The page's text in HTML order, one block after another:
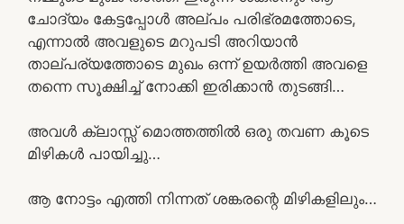
ചോദ്യം കേട്ടപ്പോൾ അല്പം പരിഭ്രമത്തോടെ,
എന്നാൽ അവളുടെ മറുപടി അറിയാൻ
താല്പര്യത്തോടെ മുഖം ഒന്ന് ഉയർത്തി അവളെ
തന്നെ സൂക്ഷിച്ച് നോക്കി ഇരിക്കാൻ തുടങ്ങി…
അവൾ ക്ലാസ്സ് മൊത്തത്തിൽ ഒരു തവണ കൂടെ
മിഴികൾ പായിച്ചു…
ആ നോട്ടം എത്തി നിന്നത് ശങ്കരന്റെ മിഴികളിലും…